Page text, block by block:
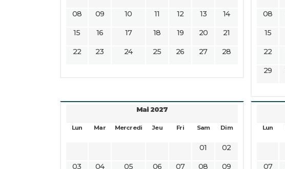
08 09 10 11 12 13 14
15 16 17 18 19 20 21
22 23 24 25 26 27 28
08
15
22
29
Mai 2027
Lun Mar Mercredi Jeu Fri Sam Dim
01 02
03 04 05 06 07 08 09
Lun
07